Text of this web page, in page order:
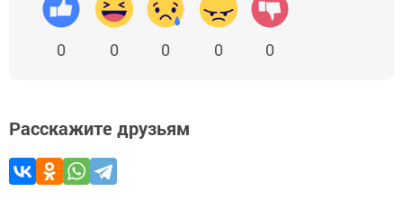
0 0 0 0 0
Расскажите друзьям